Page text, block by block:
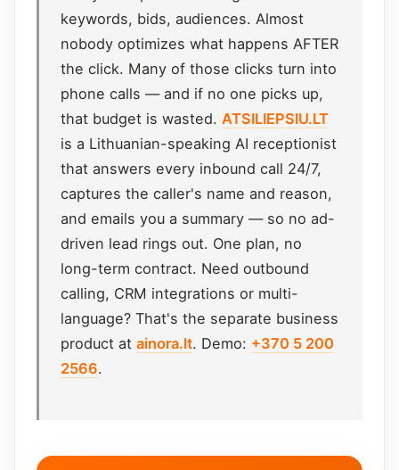
keywords, bids, audiences. Almost
nobody optimizes what happens AFTER
the click. Many of those clicks turn into
phone calls — and if no one picks up,
that budget is wasted. ATSILIEPSIU.LT
is a Lithuanian-speaking AI receptionist
that answers every inbound call 24/7,
captures the caller's name and reason,
and emails you a summary — so no ad-
driven lead rings out. One plan, no
long-term contract. Need outbound
calling, CRM integrations or multi-
language? That's the separate business
product at ainora.lt. Demo: +370 5 200
2566.